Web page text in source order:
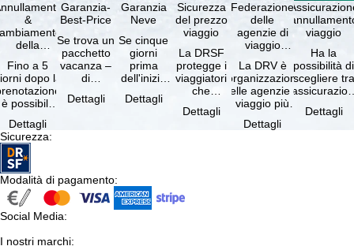
&
della
gratuiti
Fino a 5
dopo la
è possibile
il …
Dettagli
Garanzia-
Best-Price
Se trova un
pacchetto
vacanza –
di
e servizi
Dettagli
Garanzia
Neve
Se cinque
giorni
prima
dell'inizio
soggiorno
Dettagli
Sicurezza
del prezzo
viaggio
La DRSF
protegge i
viaggiatori
che
un
Dettagli
Federazione
delle
agenzie di
viaggio
La DRV è
l'organizzazione
delle agenzie di
viaggio più
Germania.
Dettagli
viaggio
Ha la
possibilità di
scegliere tra
viaggio
Dettagli
Sicurezza:
Modalità di pagamento:
Social Media:
I nostri marchi: